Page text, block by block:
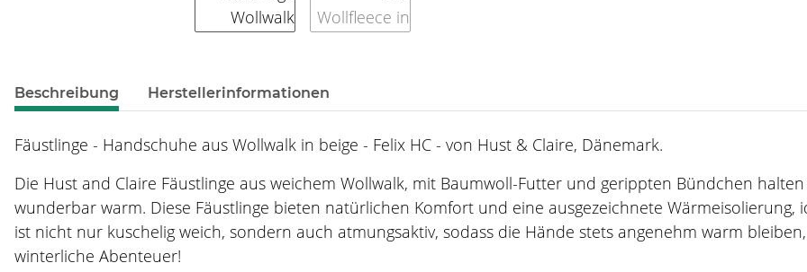
weitere Registerkarten anzeigen
Beschreibung Herstellerinformationen
Fäustlinge - Handschuhe aus Wollwalk in beige - Felix HC - von Hust & Claire, Dänemark.
Die Hust and Claire Fäustlinge aus weichem Wollwalk, mit Baumwoll-Futter und gerippten Bündchen
wunderbar warm. Diese Fäustlinge bieten natürlichen Komfort und eine ausgezeichnete Wärmeisolierung,
ist nicht nur kuschelig weich, sondern auch atmungsaktiv, sodass die Hände stets angenehm warm
winterliche Abenteuer!